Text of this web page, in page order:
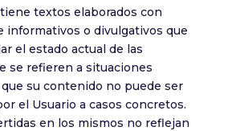
textos elaborados con
informativos o divulgativos que
el estado actual de las
se refieren a situaciones
su contenido no puede ser
el Usuario a casos concretos.
en los mismos no reflejan